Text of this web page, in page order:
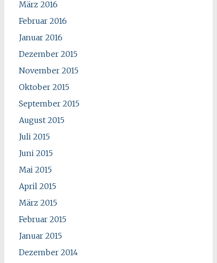
März 2016
Februar 2016
Januar 2016
Dezember 2015
November 2015
Oktober 2015
September 2015
August 2015
Juli 2015
Juni 2015
Mai 2015
April 2015
März 2015
Februar 2015
Januar 2015
Dezember 2014